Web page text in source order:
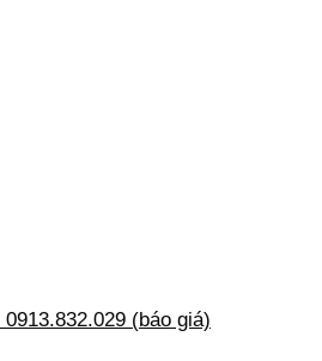
0913.832.029 (báo giá)